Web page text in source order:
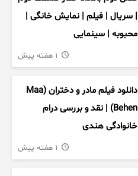
| سریال | فیلم | نمایش خانگی |
محبوبه | سینمایی
دانلود فیلم مادر و دختران (Maa
Behen) | نقد و بررسی درام
خانوادگی هندی